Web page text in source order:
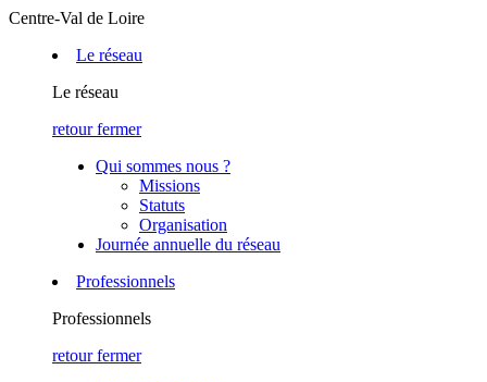
Centre-Val de Loire
Le réseau
Le réseau
retour fermer
Qui sommes nous ?
Missions
Statuts
Organisation
Journée annuelle du réseau
Professionnels
Professionnels
retour fermer